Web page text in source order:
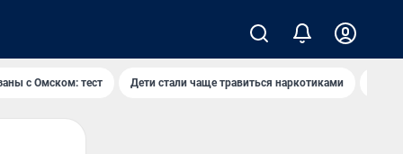
с Омском: тест Дети стали чаще травиться наркотиками